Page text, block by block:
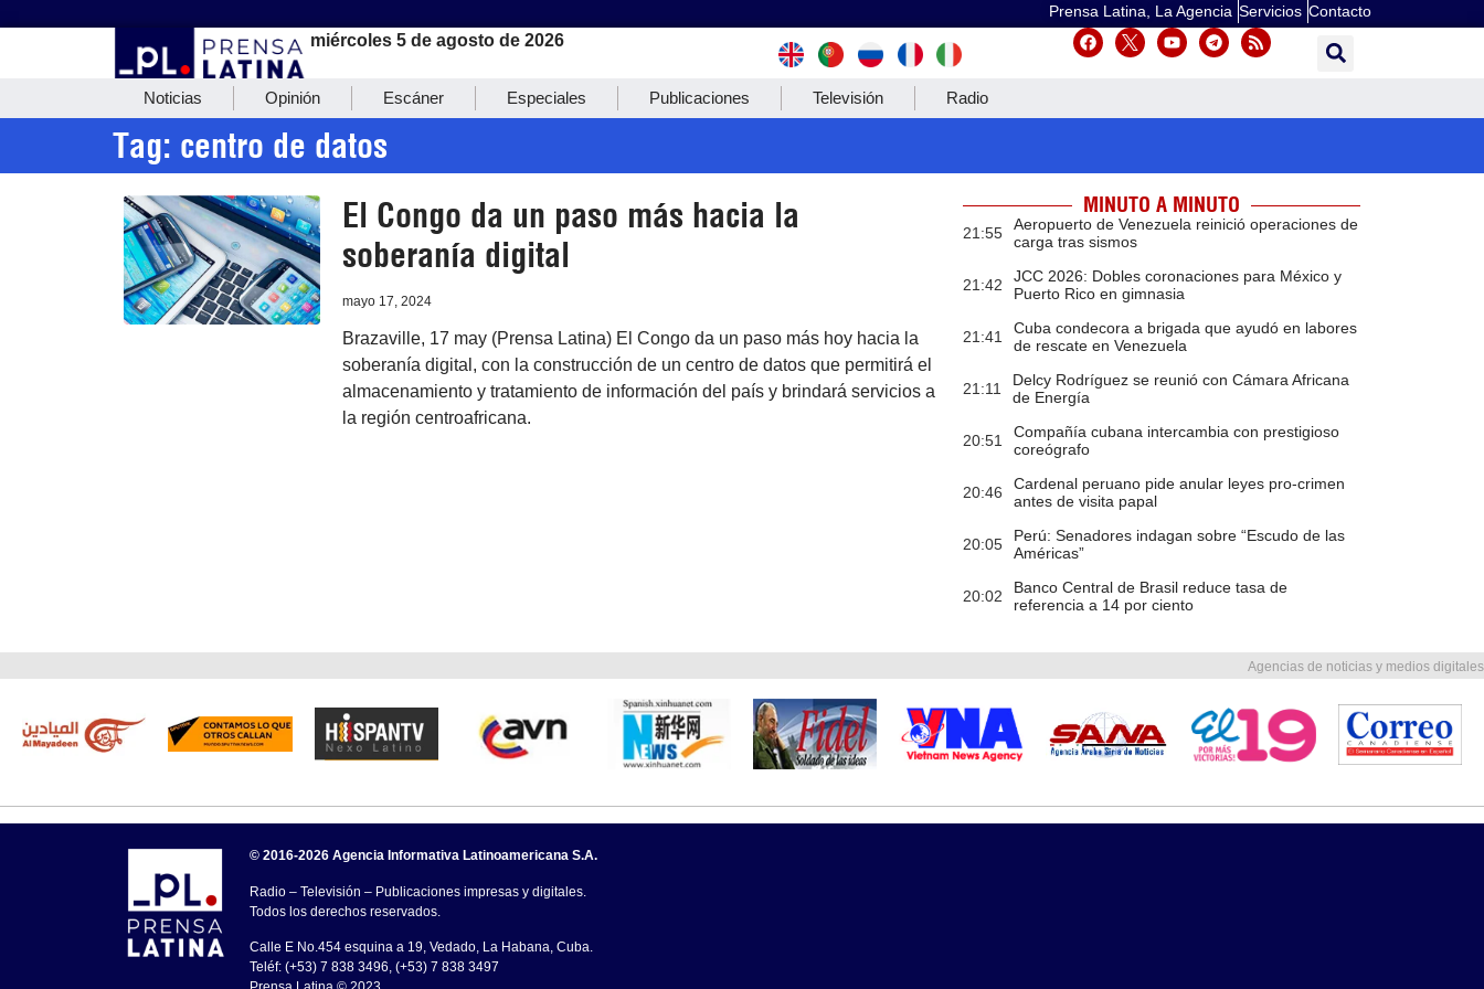
Prensa Latina, La Agencia Servicios Contacto
miércoles 5 de agosto de 2026
Noticias Opinión Escáner Especiales Publicaciones Televisión Radio
Tag: centro de datos
El Congo da un paso más hacia la
soberanía digital
mayo 17, 2024
Brazaville, 17 may (Prensa Latina) El Congo da un paso más hoy hacia la
soberanía digital, con la construcción de un centro de datos que permitirá el
almacenamiento y tratamiento de información del país y brindará servicios a
la región centroafricana.
MINUTO A MINUTO
21:55
Aeropuerto de Venezuela reinició operaciones de
carga tras sismos
21:42
JCC 2026: Dobles coronaciones para México y
Puerto Rico en gimnasia
21:41
Cuba condecora a brigada que ayudó en labores
de rescate en Venezuela
21:11
Delcy Rodríguez se reunió con Cámara Africana
de Energía
20:51
Compañía cubana intercambia con prestigioso
coreógrafo
20:46
Cardenal peruano pide anular leyes pro-crimen
antes de visita papal
20:05
Perú: Senadores indagan sobre “Escudo de las
Américas”
20:02
Banco Central de Brasil reduce tasa de
referencia a 14 por ciento
Agencias de noticias y medios digitales
© 2016-2026 Agencia Informativa Latinoamericana S.A.
Radio – Televisión – Publicaciones impresas y digitales.
Todos los derechos reservados.
Calle E No.454 esquina a 19, Vedado, La Habana, Cuba.
Teléf: (+53) 7 838 3496, (+53) 7 838 3497